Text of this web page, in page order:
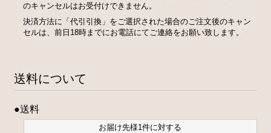
のキャンセルはお受付けできません。
決済方法に「代引引換」をご選択された場合のご注文後のキャン
セルは、前日18時までにお電話にてご連絡をお願い致します。
送料について
●送料
お届け先様1件に対する